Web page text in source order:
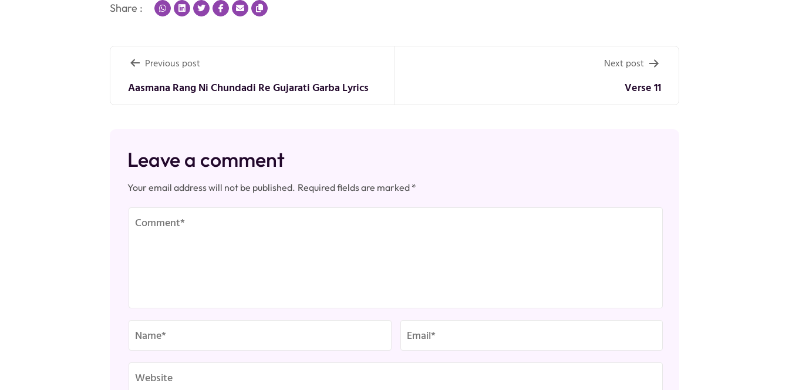
Share :
Post
navigation
Previous post
Aasmana Rang Ni Chundadi Re Gujarati Garba Lyrics
Next post
Verse 11
Leave a comment
Your email address will not be published. Required fields are marked *